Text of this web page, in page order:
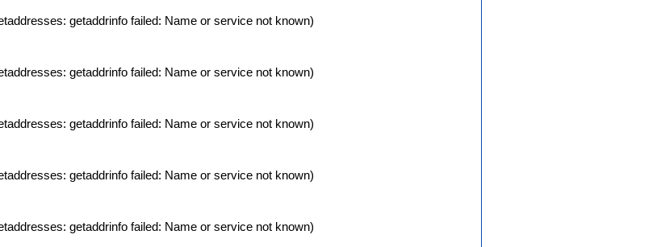
getaddrinfo failed: Name or service not known)
getaddrinfo failed: Name or service not known)
getaddrinfo failed: Name or service not known)
getaddrinfo failed: Name or service not known)
getaddrinfo failed: Name or service not known)